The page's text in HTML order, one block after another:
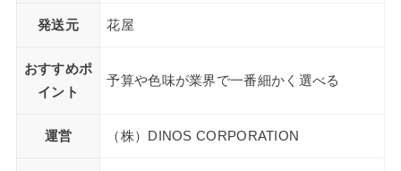
発送元 花屋
おすすめポ
イント
予算や色味が業界で一番細かく選べる
運営 （株）DINOS CORPORATION